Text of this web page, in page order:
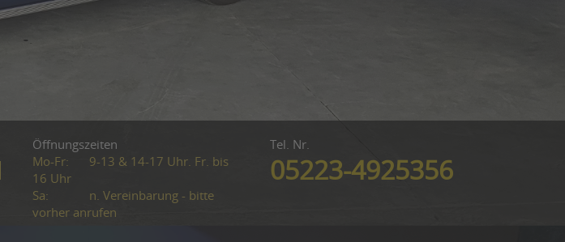
Öffnungszeiten
Mo-Fr:
9-13 & 14-17 Uhr. Fr. bis
16 Uhr
Sa:
n. Vereinbarung - bitte
vorher anrufen
Tel. Nr.
05223-4925356